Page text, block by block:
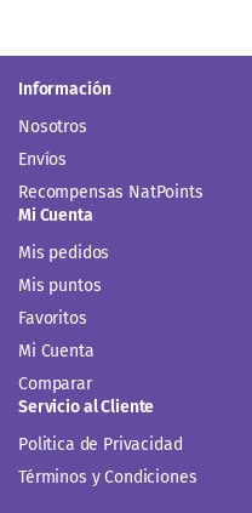
Información
Nosotros
Envíos
Recompensas NatPoints
Mi Cuenta
Mis pedidos
Mis puntos
Favoritos
Mi Cuenta
Comparar
Servicio al Cliente
Politica de Privacidad
Términos y Condiciones